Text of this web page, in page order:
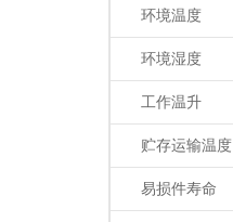
环境温度
环境湿度
工作温升
贮存运输温度
易损件寿命